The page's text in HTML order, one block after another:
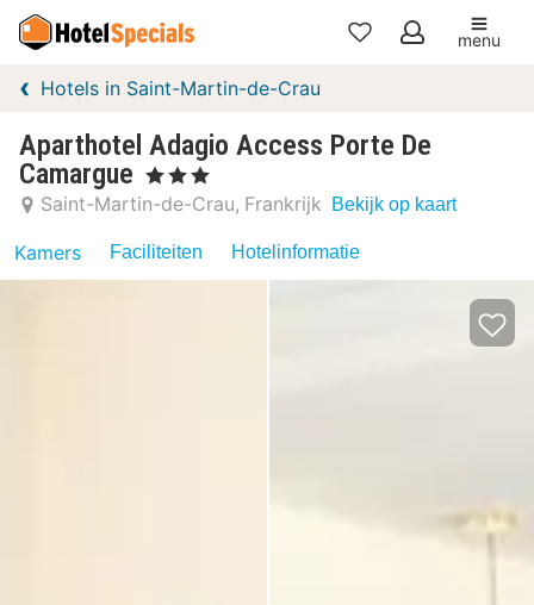
Mijn
menu
Hotels in Saint-Martin-de-Crau
Aparthotel Adagio Access Porte De
Camargue
, 3 Sterren
Saint-Martin-de-Crau Frankrijk Bekijk op kaart
Kamers Faciliteiten Hotelinformatie